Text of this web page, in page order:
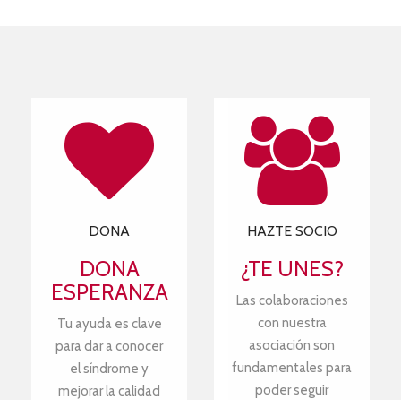
DONA
DONA
ESPERANZA
Tu ayuda es clave
para dar a conocer
el síndrome y
mejorar la calidad
HAZTE SOCIO
¿TE UNES?
Las colaboraciones
con nuestra
asociación son
fundamentales para
poder seguir